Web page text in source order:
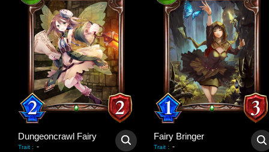
Dungeoncrawl Fairy
Trait : -
Fairy Bringer
Trait : -